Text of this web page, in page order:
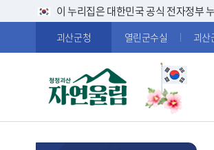
이 누리집은 대한민국 공식 전자정부
괴산군청 열린군수실 괴산